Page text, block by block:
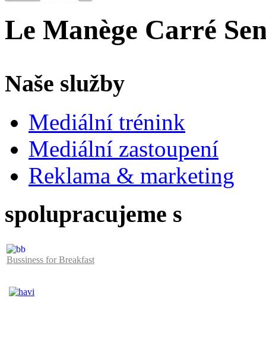
Le Manège Carré
Naše služby
Mediální trénink
Mediální zastoupení
Reklama & marketing
spolupracujeme s
Bussiness for Breakfast